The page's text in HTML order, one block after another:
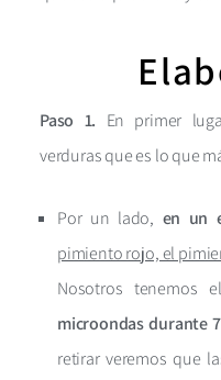
Paso 1. En primer
verduras que es lo que
Por un lado, en un
pimiento rojo, el
Nosotros tenemos
microondas durante
retirar veremos que